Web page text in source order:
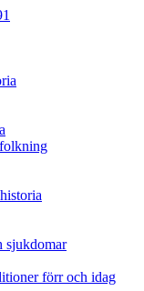
sjukdomar
förr och idag